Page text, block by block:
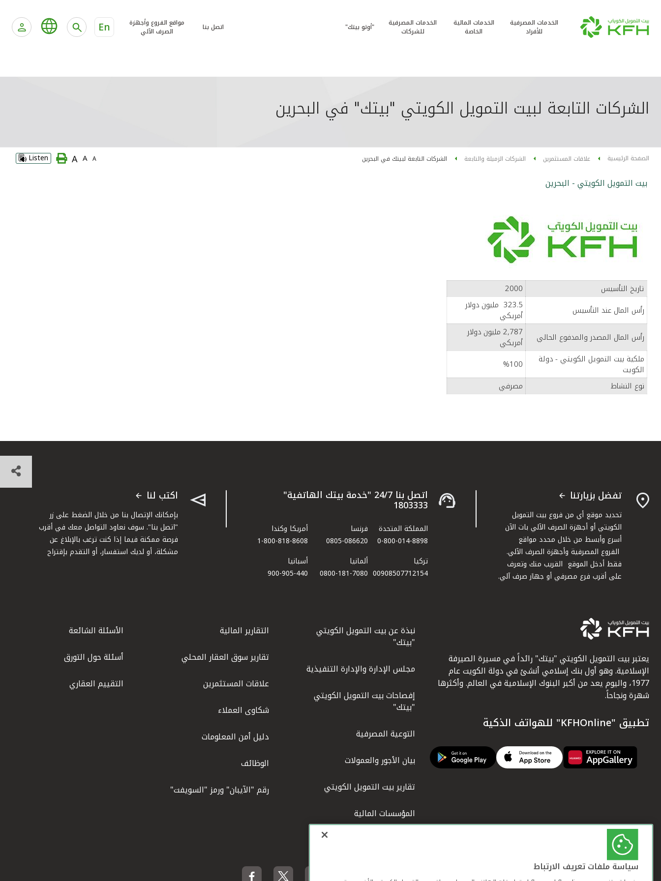
الخدمات المصرفية
للأفراد
الخدمات المالية
الخاصة
الخدمات المصرفية
للشركات
"أوتو بيتك" اتصل بنا
مواقع الفروع وأجهزة
الصرف الآلي
En
الشركات التابعة لبيت التمويل الكويتي "بيتك" في البحرين
الصفحة الرئيسية علاقات المستثمرين الشركات الزميلة والتابعة الشركات التابعة لبيتك في البحرين A
A
A
Listen
بيت التمويل الكويتي - البحرين
تاريخ التأسيس
2000
رأس المال عند التأسيس
323.5 مليون دولار
أمريكي
رأس المال المصدر والمدفوع الحالي
2,787 مليون دولار
أمريكي
ملكية بيت التمويل الكويتي - دولة
الكويت
%100
نوع النشاط
مصرفي
تفضل بزيارتنا
تحديد موقع أي من فروع بيت التمويل
الكويتي أو أجهزة الصرف الآلي بات الآن
أسرع وأبسط من خلال محدد مواقع
الفروع المصرفية وأجهزة الصرف الآلي.
فقط أدخل الموقع القريب منك وتعرف
على أقرب فرع مصرفي أو جهاز صرف آلي.
اتصل بنا 24/7 "خدمة بيتك الهاتفية"
1803333
المملكة المتحدة
0-800-014-8898
فرنسا
0805-086620
أمريكا وكندا
1-800-818-8608
تركيا
00908507712154​
ألمانيا
0800-181-7080
أسبانيا
900-905-440
اكتب لنا
بإمكانك الإتصال بنا من خلال الضغط على زر
"اتصل بنا". سوف نعاود التواصل معك في أقرب
فرصة ممكنة فيما إذا كنت ترغب بالإبلاغ عن
مشكلة، أو لديك استفسار، أو التقدم بإقتراح
يعتبر بيت التمويل الكويتي "بيتك" رائداً في مسيرة الصيرفة
الإسلامية. وهو أول بنك إسلامي أنشئ في دولة الكويت عام
1977، واليوم يعد من أكبر البنوك الإسلامية في العالم. وأكثرها
شهرة ونجاحاً.
تطبيق "KFHOnline" للهواتف الذكية
نبذة عن بيت التمويل الكويتي
"بيتك"
مجلس الإدارة والإدارة التنفيذية
إفصاحات بيت التمويل الكويتي
"بيتك"
التوعية المصرفية
بيان الأجور والعمولات
تقارير بيت التمويل الكويتي
المؤسسات المالية
التقارير المالية
تقارير سوق العقار المحلي
علاقات المستثمرين
شكاوى العملاء
دليل أمن المعلومات
الوظائف
رقم "الآيبان" ورمز "السويفت"
الأسئلة الشائعة
أسئلة حول التورق
التقييم العقاري
سياسة ملفات تعريف الارتباط